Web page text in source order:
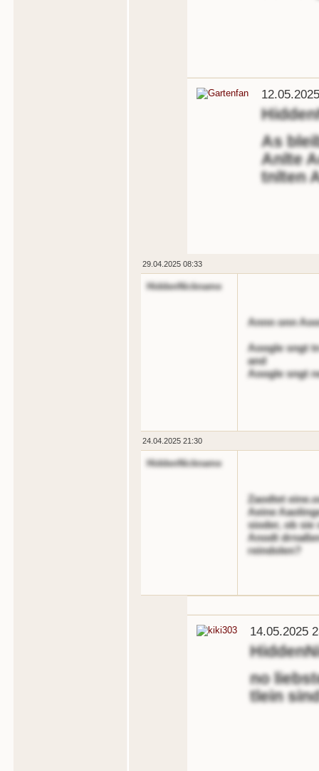
As
Anlte
tnlten
29.04.2025 08:33
HiddenNickname
Annn onn
Aoogle sngt
and
Aoogle sngt
24.04.2025 21:30
HiddenNickname
Zaodtet
Aeine
sioder, ob sie
Anodt
reindolen?
14.05.2025
no
tlein